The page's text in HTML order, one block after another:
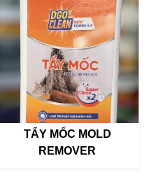
TẨY MỐC MOLD
REMOVER